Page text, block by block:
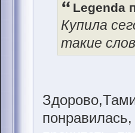
Legenda
Купила
такие